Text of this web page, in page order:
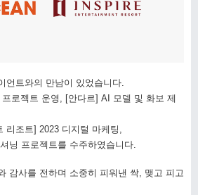
언트와의 만남이 있었습니다.
로젝트 운영, [안다르] AI 모델 및 화보 제
리조트] 2023 디지털 마케팅,
닝 프로젝트를 수주하였습니다.
감사를 전하며 소중히 피워낸 싹, 맺고 피고